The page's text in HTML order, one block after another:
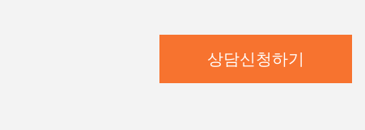
- 홈페이지 내 상담신청(입학문의, 상담신청)
- 과정문의에 대한 학과담당자들의 전화 및 이메일 상담